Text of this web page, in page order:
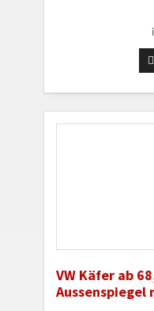
VW Käfer ab
Aussenspiegel